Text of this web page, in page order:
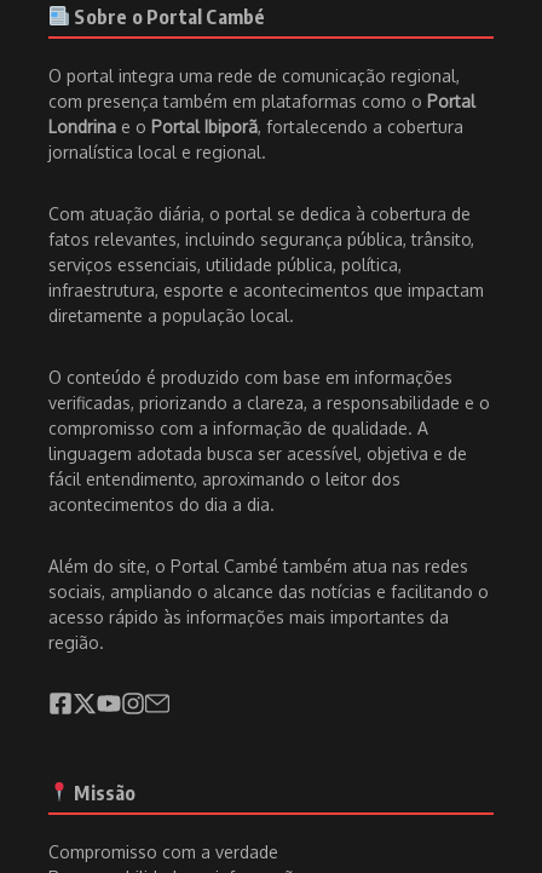
Sobre o Portal Cambé
O portal integra uma rede de comunicação regional,
com presença também em plataformas como o Portal
Londrina e o Portal Ibiporã, fortalecendo a cobertura
jornalística local e regional.
Com atuação diária, o portal se dedica à cobertura de
fatos relevantes, incluindo segurança pública, trânsito,
serviços essenciais, utilidade pública, política,
infraestrutura, esporte e acontecimentos que impactam
diretamente a população local.
O conteúdo é produzido com base em informações
verificadas, priorizando a clareza, a responsabilidade e o
compromisso com a informação de qualidade. A
linguagem adotada busca ser acessível, objetiva e de
fácil entendimento, aproximando o leitor dos
acontecimentos do dia a dia.
Além do site, o Portal Cambé também atua nas redes
sociais, ampliando o alcance das notícias e facilitando o
acesso rápido às informações mais importantes da
região.
Missão
Compromisso com a verdade